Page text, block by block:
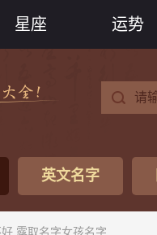
星座 运势
英文名字
露取名字女孩名字